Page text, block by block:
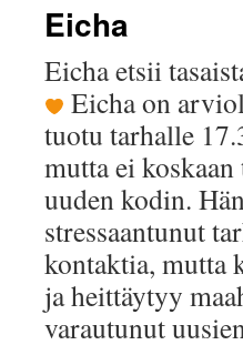
Eicha
Eicha etsii
Eicha on
tuotu tarhalle
mutta ei
uuden kodin.
stressaantunut
kontaktia, mutta
ja heittäytyy
varautunut